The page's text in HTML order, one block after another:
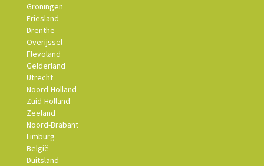
Groningen
Friesland
Drenthe
Overijssel
Flevoland
Gelderland
Utrecht
Noord-Holland
Zuid-Holland
Zeeland
Noord-Brabant
Limburg
België
Duitsland